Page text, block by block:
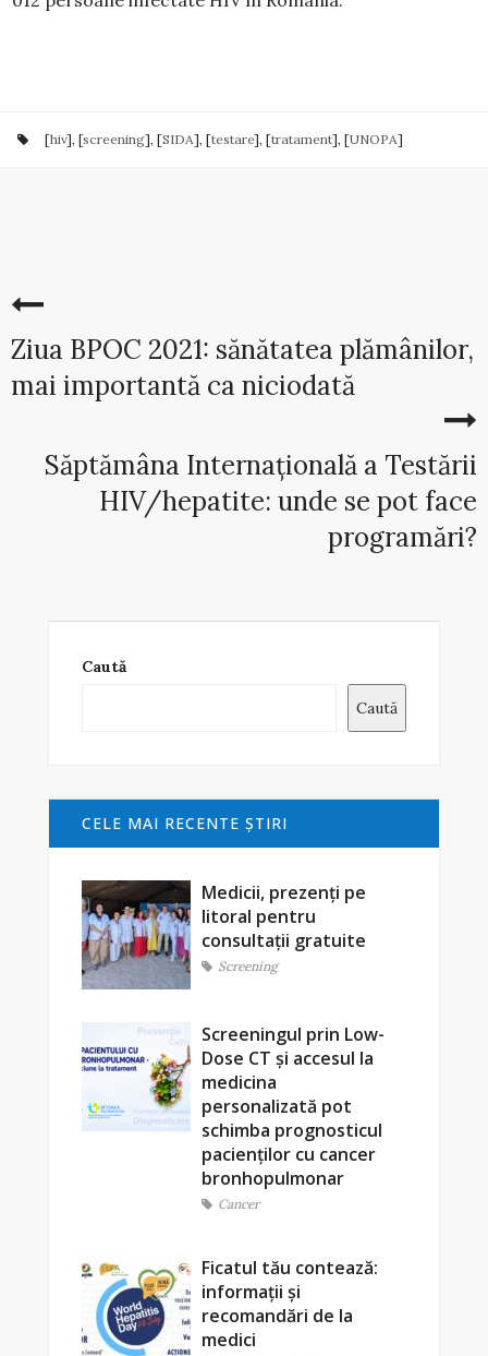
[hiv], [screening], [SIDA], [testare], [tratament], [UNOPA]
Ziua BPOC 2021: sănătatea plămânilor,
mai importantă ca niciodată
Săptămâna Internațională a Testării
HIV/hepatite: unde se pot face
programări?
Caută
Caută
CELE MAI RECENTE ŞTIRI
Medicii, prezenți pe
litoral pentru
consultații gratuite
Screening
Screeningul prin Low-
Dose CT și accesul la
medicina
personalizată pot
schimba prognosticul
pacienților cu cancer
bronhopulmonar
Cancer
Ficatul tău contează:
informații și
recomandări de la
medici